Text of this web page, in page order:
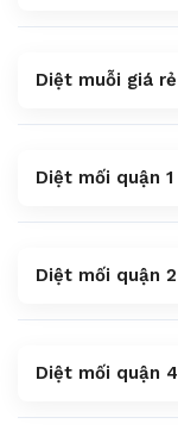
Diệt muỗi giá rẻ
Diệt mối quận 1
Diệt mối quận 2
Diệt mối quận 4